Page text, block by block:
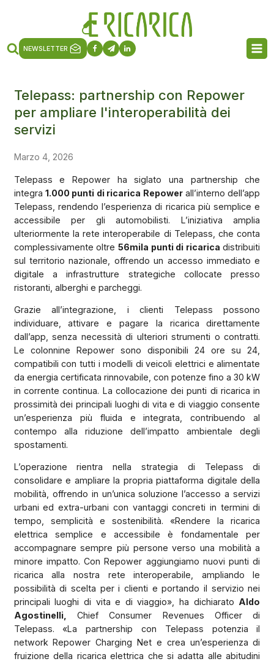
NEWSLETTER
Telepass: partnership con Repower
per ampliare l'interoperabilità dei
servizi
Marzo 4, 2026
Telepass e Repower ha siglato una partnership che
integra 1.000 punti di ricarica Repowerall’interno dell’app
Telepass, rendendo l’esperienza di ricarica più semplice e
accessibile per gli automobilisti. L’iniziativa amplia
ulteriormente la rete interoperabile di Telepass, che conta
complessivamente oltre 56mila punti di ricarica distribuiti
sul territorio nazionale, offrendo un accesso immediato e
digitale a infrastrutture strategiche collocate presso
ristoranti, alberghi e parcheggi.
Grazie all’integrazione, i clienti Telepass possono
individuare, attivare e pagare la ricarica direttamente
dall’app, senza necessità di ulteriori strumenti o contratti.
Le colonnine Repower sono disponibili 24 ore su 24,
compatibili con tutti i modelli di veicoli elettrici e alimentate
da energia certificata rinnovabile, con potenze fino a 30 kW
in corrente continua. La collocazione dei punti di ricarica in
prossimità dei principali luoghi di vita e di viaggio consente
un’esperienza più fluida e integrata, contribuendo al
contempo alla riduzione dell’impatto ambientale degli
spostamenti.
L’operazione rientra nella strategia di Telepass di
consolidare e ampliare la propria piattaforma digitale della
mobilità, offrendo in un’unica soluzione l’accesso a servizi
urbani ed extra-urbani con vantaggi concreti in termini di
tempo, semplicità e sostenibilità. «Rendere la ricarica
elettrica semplice e accessibile è fondamentale per
accompagnare sempre più persone verso una mobilità a
minore impatto. Con Repower aggiungiamo nuovi punti di
ricarica alla nostra rete interoperabile, ampliando le
possibilità di scelta per i clienti e portando il servizio nei
principali luoghi di vita e di viaggio», ha dichiarato Aldo
Agostinelli,
Chief Consumer Revenues Officer di
Telepass. «La partnership con Telepass potenzia il
network Repower Charging Net e crea un’esperienza di
fruizione della ricarica elettrica che si adatta alle abitudini